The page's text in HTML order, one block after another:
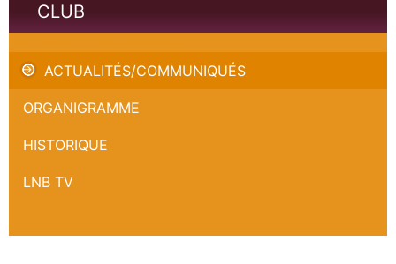
CLUB
ACTUALITÉS/COMMUNIQUÉS
ORGANIGRAMME
HISTORIQUE
LNB TV